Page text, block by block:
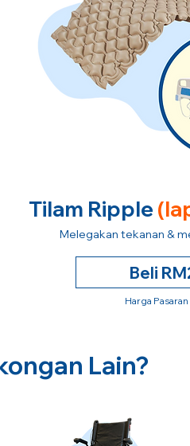
Tilam Ripple
Melegakan tekanan &
Beli
Harga
Lain?